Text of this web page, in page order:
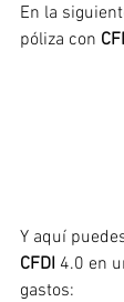
En la
póliza con
Y aquí
CFDI 4.0 en
gastos: